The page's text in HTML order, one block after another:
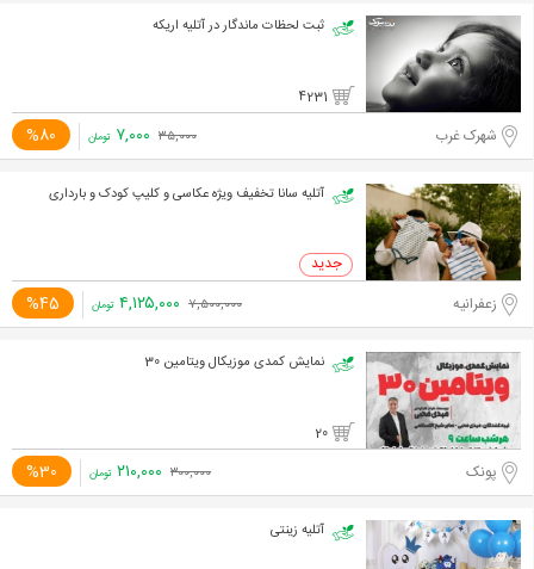
ثبت لحظات ماندگار در آتلیه اریکه
4231
شهرک غرب %80 ۳۵,۰۰۰ ۷,۰۰۰ تومان
آتلیه سانا تخفیف ویژه عکاسی و کلیپ کودک و بارداری
زعفرانیه %45 ۷,۵۰۰,۰۰۰ ۴,۱۲۵,۰۰۰ تومان
نمایش کمدی موزیکال ویتامین 30
20
پونک %30 ۳۰۰,۰۰۰ ۲۱۰,۰۰۰ تومان
آتلیه زینتی